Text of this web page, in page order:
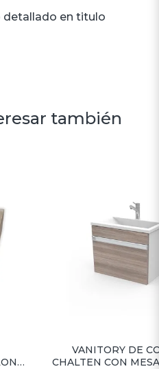
detallado en titulo
también
VANITORY DE
CHALTEN CON